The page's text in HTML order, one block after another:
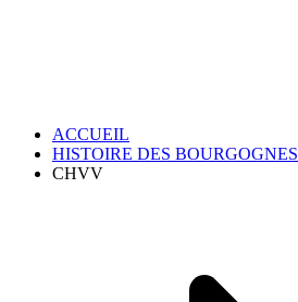
ACCUEIL
HISTOIRE DES BOURGOGNES
CHVV